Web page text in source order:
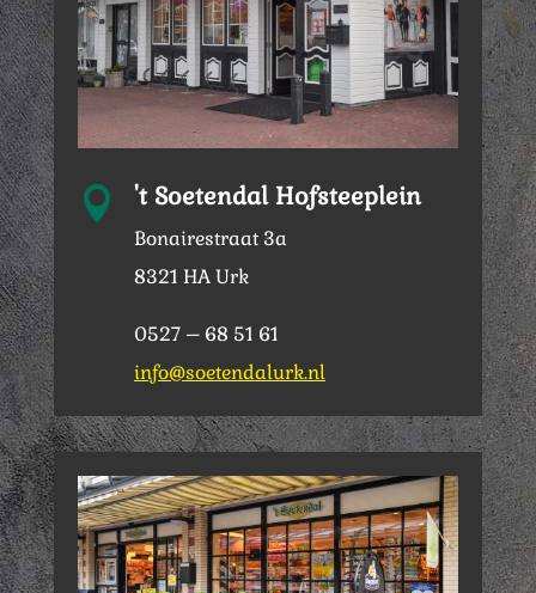
 't Soetendal Hofsteeplein
Bonairestraat 3a
8321 HA Urk
0527 – 68 51 61
info@soetendalurk.nl